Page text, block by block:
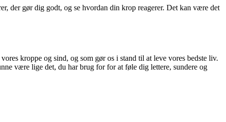
der gør dig godt, og se hvordan din krop reagerer. Det kan være det
kroppe og sind, og som gør os i stand til at leve vores bedste liv.
være lige det, du har brug for for at føle dig lettere, sundere og